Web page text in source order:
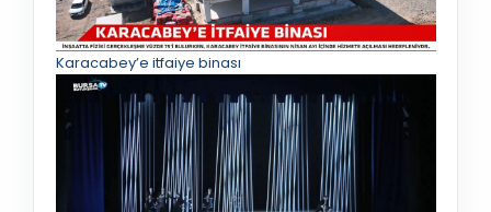
Karacabey’e itfaiye binası